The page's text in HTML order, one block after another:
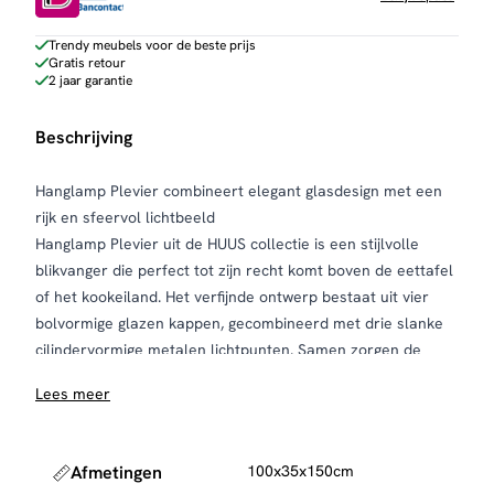
aantal
Trendy meubels voor de beste prijs
Gratis retour
2 jaar garantie
Beschrijving
Hanglamp Plevier combineert elegant glasdesign met een
rijk en sfeervol lichtbeeld
Hanglamp Plevier uit de HUUS collectie is een stijlvolle
blikvanger die perfect tot zijn recht komt boven de eettafel
of het kookeiland. Het verfijnde ontwerp bestaat uit vier
bolvormige glazen kappen, gecombineerd met drie slanke
cilindervormige metalen lichtpunten. Samen zorgen de
lichtbeeld met een luxe uitstraling.
armatuur met glazen bollen in een mix van chroom, amber
Lees meer
Afmetingen 100x35x150cm